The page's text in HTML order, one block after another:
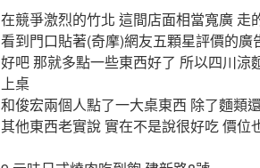
在競爭激烈的竹北 這間店面相當寬廣 走
看到門口貼著(奇摩)網友五顆星評價的廣
好吧 那就多點一些東西好了 所以四川
上桌
和俊宏兩個人點了一大桌東西 除了麵類
其他東西老實說 實在不是說很好吃 價位